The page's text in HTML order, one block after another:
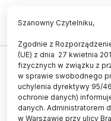
ŚWIAT
Udało się
myszom z
Szanowny Czytelniku,
Zgodnie z
(UE) z dnia 27 kwietnia
fizycznych w związku z
w sprawie swobodnego
uchylenia dyrektywy 95/
ochronie danych)
danych. Administratorem
w Warszawie przy ulicy